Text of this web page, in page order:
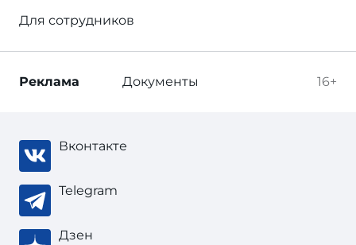
Для сотрудников
16+
Реклама Документы
Вконтакте
Telegram
Дзен